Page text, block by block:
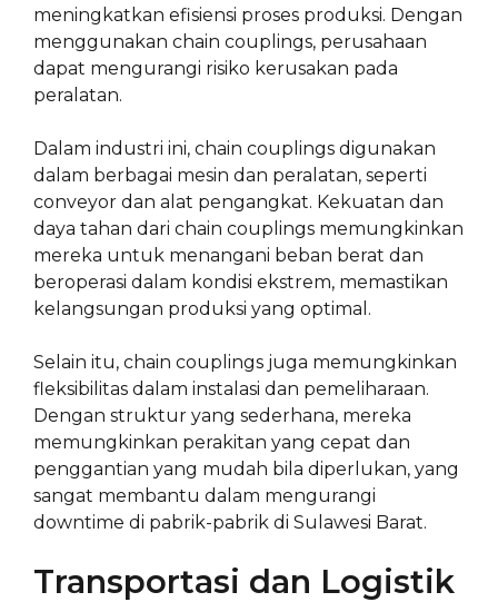
meningkatkan efisiensi proses produksi. Dengan
menggunakan chain couplings, perusahaan
dapat mengurangi risiko kerusakan pada
peralatan.
Dalam industri ini, chain couplings digunakan
dalam berbagai mesin dan peralatan, seperti
conveyor dan alat pengangkat. Kekuatan dan
daya tahan dari chain couplings memungkinkan
mereka untuk menangani beban berat dan
beroperasi dalam kondisi ekstrem, memastikan
kelangsungan produksi yang optimal.
Selain itu, chain couplings juga memungkinkan
fleksibilitas dalam instalasi dan pemeliharaan.
Dengan struktur yang sederhana, mereka
memungkinkan perakitan yang cepat dan
penggantian yang mudah bila diperlukan, yang
sangat membantu dalam mengurangi
downtime di pabrik-pabrik di Sulawesi Barat.
Transportasi dan Logistik